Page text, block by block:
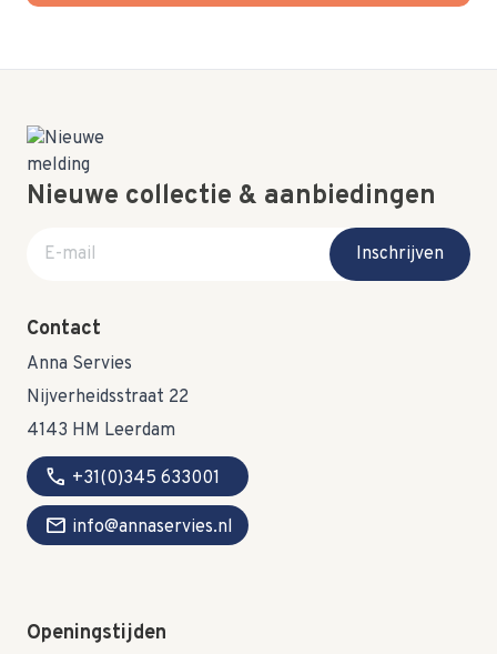
Nieuwe collectie & aanbiedingen
E-mail adres
Inschrijven
Contact
Anna Servies
Nijverheidsstraat 22
4143 HM Leerdam
call +31(0)345 633001
mail info@annaservies.nl
Openingstijden